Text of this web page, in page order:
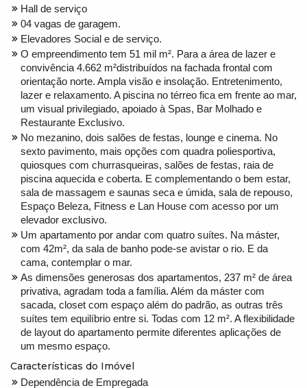
Hall de serviço
04 vagas de garagem.
Elevadores Social e de serviço.
O empreendimento tem 51 mil m². Para a área de lazer e
convivência 4.662 m²distribuídos na fachada frontal com
orientação norte. Ampla visão e insolação. Entretenimento,
lazer e relaxamento. A piscina no térreo fica em frente ao mar,
um visual privilegiado, apoiado à Spas, Bar Molhado e
Restaurante Exclusivo.
No mezanino, dois salões de festas, lounge e cinema. No
sexto pavimento, mais opções com quadra poliesportiva,
quiosques com churrasqueiras, salões de festas, raia de
piscina aquecida e coberta. E complementando o bem estar,
sala de massagem e saunas seca e úmida, sala de repouso,
Espaço Beleza, Fitness e Lan House com acesso por um
elevador exclusivo.
Um apartamento por andar com quatro suítes. Na máster,
com 42m², da sala de banho pode-se avistar o rio. E da
cama, contemplar o mar.
As dimensões generosas dos apartamentos, 237 m² de área
privativa, agradam toda a família. Além da máster com
sacada, closet com espaço além do padrão, as outras três
suítes tem equilíbrio entre si. Todas com 12 m². A flexibilidade
de layout do apartamento permite diferentes aplicações de
um mesmo espaço.
Características do Imóvel
Dependência de Empregada